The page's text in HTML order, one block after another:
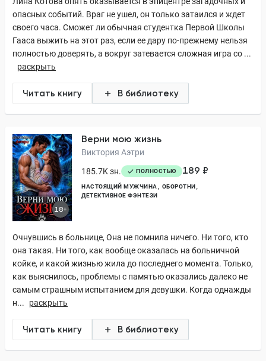
опасных событий. Враг не ушел, он только затаился и ждет
своего часа. Сможет ли обычная студентка Первой Школы
Гааса выжить на этот раз, если ее дару по-прежнему нельзя
полностью доверять, а вокруг затевается сложная игра со ...
раскрыть
Читать книгу В библиотеку
18+
Верни мою жизнь
Виктория Аэтри
185.7K зн.
ПОЛНОСТЬЮ 189 ₽
НАСТОЯЩИЙ МУЖЧИНА
ОБОРОТНИ
ДЕТЕКТИВНОЕ ФЭНТЕЗИ
Очнувшись в больнице, Она не помнила ничего. Ни того, кто
она такая. Ни того, как вообще оказалась на больничной
койке, и какой жизнью жила до последнего момента. Только,
как выяснилось, проблемы с памятью оказались далеко не
самым страшным испытанием для девушки. Когда однажды
н...
раскрыть
Читать книгу В библиотеку